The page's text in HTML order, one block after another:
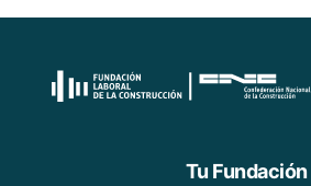
Tu Fundación